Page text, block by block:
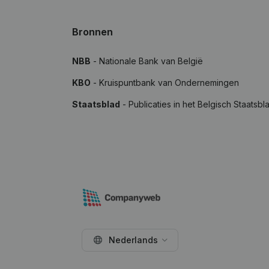
Bronnen
NBB - Nationale Bank van België
KBO - Kruispuntbank van Ondernemingen
Staatsblad - Publicaties in het Belgisch
Nederlands